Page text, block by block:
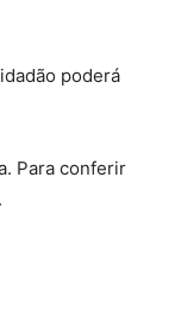
poderá
Para conferir